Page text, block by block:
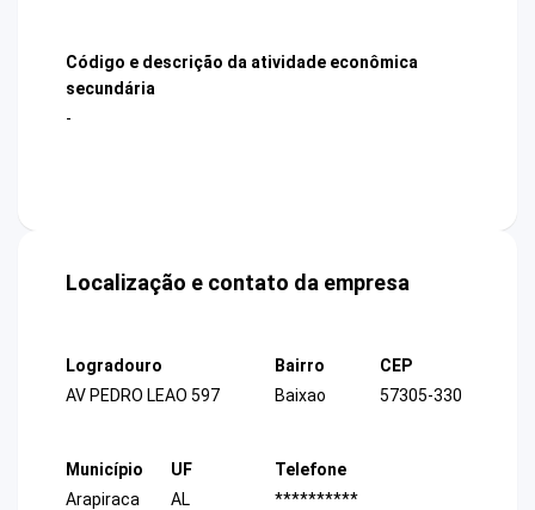
Código e descrição da atividade econômica
secundária
-
Localização e contato da empresa
Logradouro
AV PEDRO LEAO 597
Bairro
Baixao
CEP
57305-330
Município
Arapiraca
UF
AL
Telefone
**********